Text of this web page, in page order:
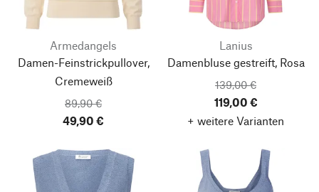
Armedangels
Damen-Feinstrickpullover,
Cremeweiß
89,90 €
49,90 €
Lanius
Damenbluse gestreift, Rosa
139,00 €
119,00 €
+ weitere Varianten